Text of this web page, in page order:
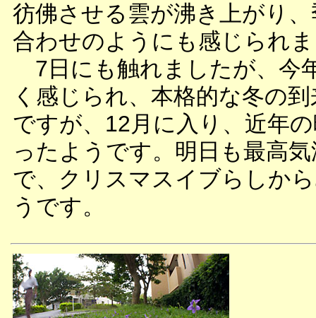
彷佛させる雲が沸き上がり
合わせのようにも感じられ
7日にも触れましたが、今
く感じられ、本格的な冬の
ですが、12月に入り、近年
ったようです。明日も最高
で、クリスマスイブらしか
うです。